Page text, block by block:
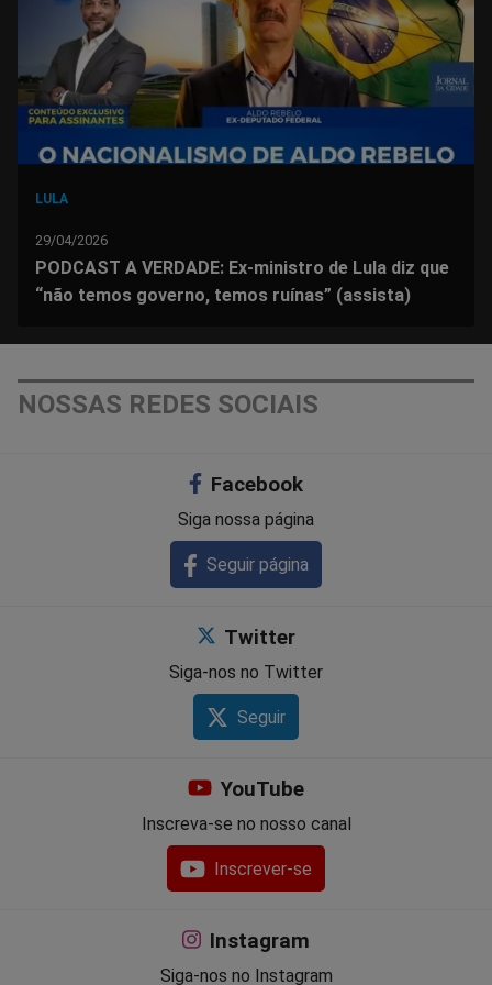
FacebookWhatsappTwitterMessengerTelegramGettr
LULA
29/04/2026
PODCAST A VERDADE: Ex-ministro de Lula diz que
“não temos governo, temos ruínas” (assista)
NOSSAS REDES SOCIAIS
Facebook
Siga nossa página
Seguir página
Twitter
Siga-nos no Twitter
Seguir
YouTube
Inscreva-se no nosso canal
Inscrever-se
Instagram
Siga-nos no Instagram